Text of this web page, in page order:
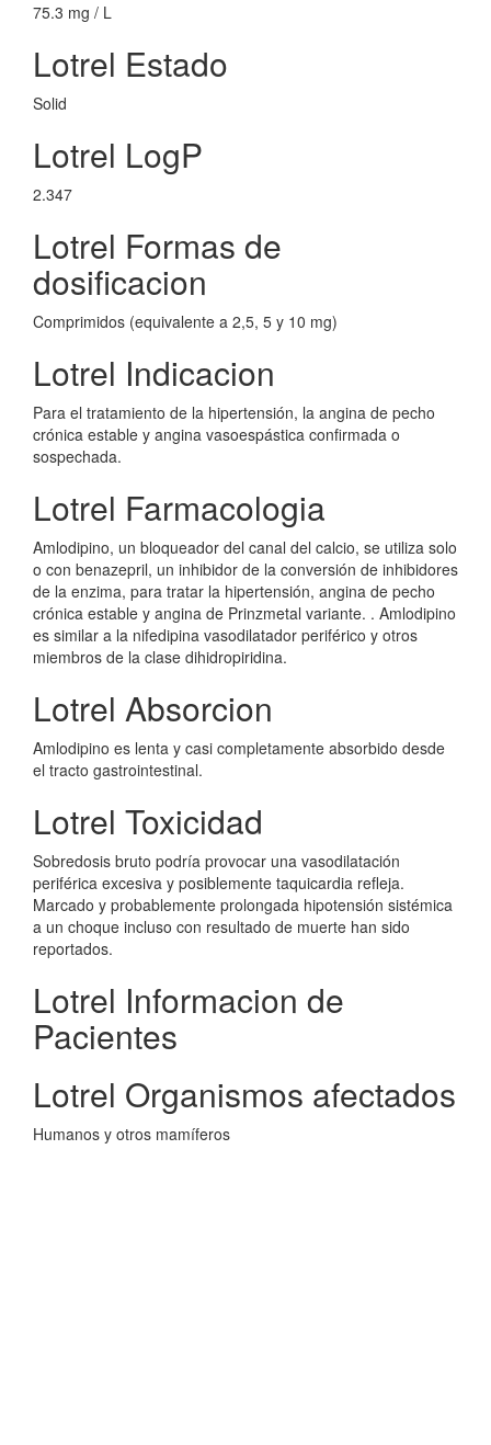
75.3 mg / L
Lotrel Estado
Solid
Lotrel LogP
2.347
Lotrel Formas de
dosificacion
Comprimidos (equivalente a 2,5, 5 y 10 mg)
Lotrel Indicacion
Para el tratamiento de la hipertensión, la angina de pecho
crónica estable y angina vasoespástica confirmada o
sospechada.
Lotrel Farmacologia
Amlodipino, un bloqueador del canal del calcio, se utiliza solo
o con benazepril, un inhibidor de la conversión de inhibidores
de la enzima, para tratar la hipertensión, angina de pecho
crónica estable y angina de Prinzmetal variante. . Amlodipino
es similar a la nifedipina vasodilatador periférico y otros
miembros de la clase dihidropiridina.
Lotrel Absorcion
Amlodipino es lenta y casi completamente absorbido desde
el tracto gastrointestinal.
Lotrel Toxicidad
Sobredosis bruto podría provocar una vasodilatación
periférica excesiva y posiblemente taquicardia refleja.
Marcado y probablemente prolongada hipotensión sistémica
a un choque incluso con resultado de muerte han sido
reportados.
Lotrel Informacion de
Pacientes
Lotrel Organismos afectados
Humanos y otros mamíferos